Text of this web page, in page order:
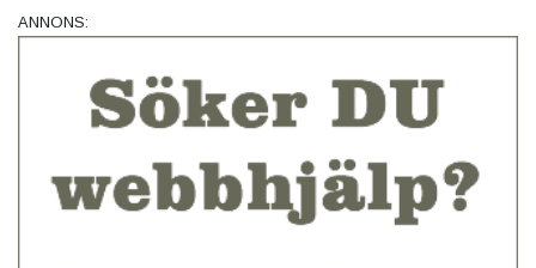
ANNONS: